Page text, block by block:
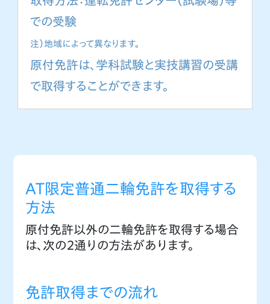
での受験
注）地域によって異なります。
原付免許は、学科試験と実技講習の受講
で取得することができます。
AT限定普通二輪免許を取得する
方法
原付免許以外の二輪免許を取得する場合
は、次の２通りの方法があります。
免許取得までの流れ